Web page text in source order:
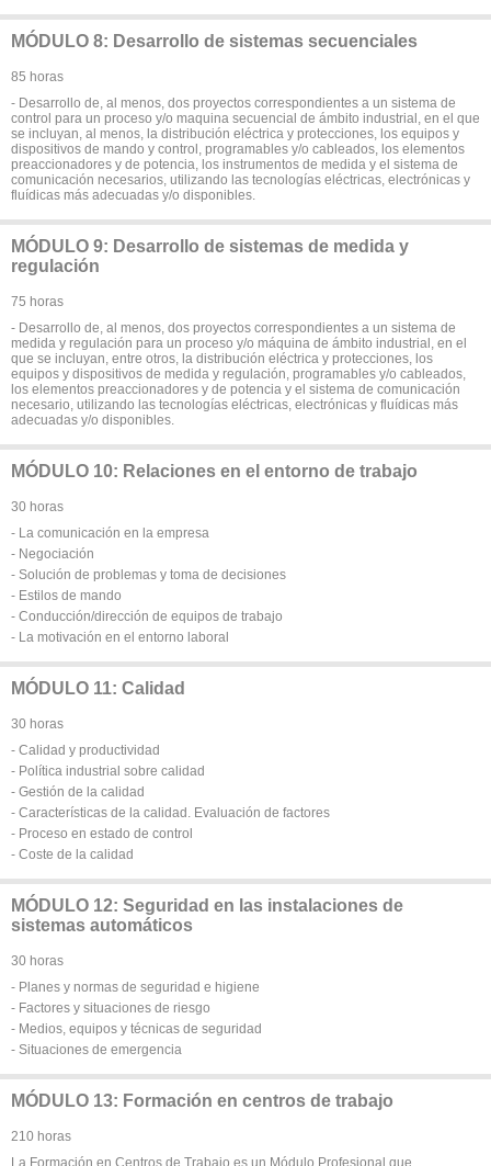
MÓDULO 8: Desarrollo de sistemas secuenciales
85 horas
- Desarrollo de, al menos, dos proyectos correspondientes a un sistema de
control para un proceso y/o maquina secuencial de ámbito industrial, en el que
se incluyan, al menos, la distribución eléctrica y protecciones, los equipos y
dispositivos de mando y control, programables y/o cableados, los elementos
preaccionadores y de potencia, los instrumentos de medida y el sistema de
comunicación necesarios, utilizando las tecnologías eléctricas, electrónicas y
fluídicas más adecuadas y/o disponibles.
MÓDULO 9: Desarrollo de sistemas de medida y
regulación
75 horas
- Desarrollo de, al menos, dos proyectos correspondientes a un sistema de
medida y regulación para un proceso y/o máquina de ámbito industrial, en el
que se incluyan, entre otros, la distribución eléctrica y protecciones, los
equipos y dispositivos de medida y regulación, programables y/o cableados,
los elementos preaccionadores y de potencia y el sistema de comunicación
necesario, utilizando las tecnologías eléctricas, electrónicas y fluídicas más
adecuadas y/o disponibles.
MÓDULO 10: Relaciones en el entorno de trabajo
30 horas
- La comunicación en la empresa
- Negociación
- Solución de problemas y toma de decisiones
- Estilos de mando
- Conducción/dirección de equipos de trabajo
- La motivación en el entorno laboral
MÓDULO 11: Calidad
30 horas
- Calidad y productividad
- Política industrial sobre calidad
- Gestión de la calidad
- Características de la calidad. Evaluación de factores
- Proceso en estado de control
- Coste de la calidad
MÓDULO 12: Seguridad en las instalaciones de
sistemas automáticos
30 horas
- Planes y normas de seguridad e higiene
- Factores y situaciones de riesgo
- Medios, equipos y técnicas de seguridad
- Situaciones de emergencia
MÓDULO 13: Formación en centros de trabajo
210 horas
La Formación en Centros de Trabajo es un Módulo Profesional que